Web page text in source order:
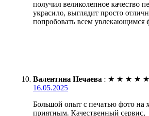
получил великолепное качество
украсило, выглядит просто
попробовать всем увлекающимся
Валентина Нечаева : ★ ★ ★ ★ ★
16.05.2025
Большой опыт с печатью фото на
приятным. Качественный сервис,